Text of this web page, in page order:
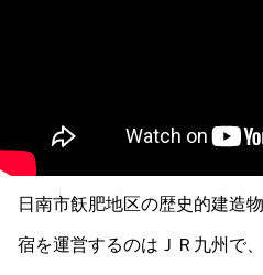
日南市飫肥地区の歴史的建造
宿を運営するのはＪＲ九州で